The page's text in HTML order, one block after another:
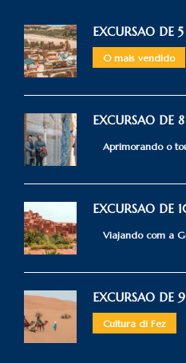
EXCURSAO DE
O mais vendido
EXCURSAO DE
Aprimorando o
EXCURSAO DE
Viajando com a
EXCURSAO DE
Cultura di Fez